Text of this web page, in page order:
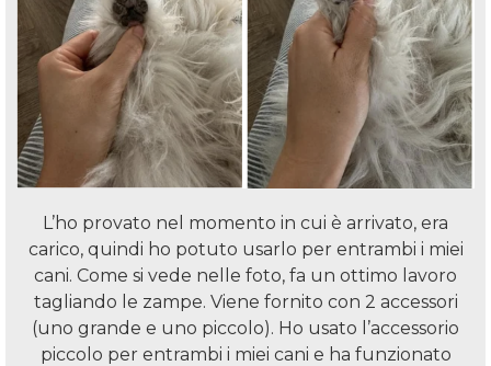
L’ho provato nel momento in cui è arrivato, era
carico, quindi ho potuto usarlo per entrambi i miei
cani. Come si vede nelle foto, fa un ottimo lavoro
tagliando le zampe. Viene fornito con 2 accessori
(uno grande e uno piccolo). Ho usato l’accessorio
piccolo per entrambi i miei cani e ha funzionato